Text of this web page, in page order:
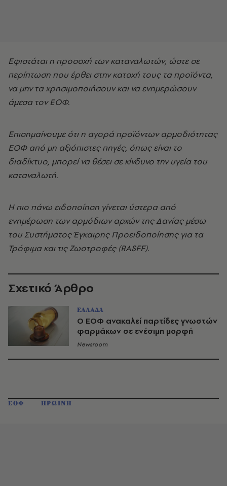
Εφιστάται η προσοχή των καταναλωτών, ώστε σε
περίπτωση που έρθει στην κατοχή τους τα προϊόντα,
να μην τα χρησιμοποιήσουν και να ενημερώσουν
άμεσα τον ΕΟΦ.
Επισημαίνουμε ότι η αγορά προϊόντων αρμοδιότητας
ΕΟΦ από μη αξιόπιστες πηγές, όπως είναι το
διαδίκτυο, μπορεί να θέσει σε κίνδυνο την υγεία του
καταναλωτή.
Η πιο πάνω ειδοποίηση γίνεται ύστερα από
ενημέρωση των αρμόδιων αρχών της Δανίας μέσω
του Συστήματος Έγκαιρης Προειδοποίησης για τα
Τρόφιμα και τις Ζωοτροφές (RASFF).
Σχετικό Άρθρο
ΕΛΛΑΔΑ
Ο ΕΟΦ ανακαλεί παρτίδες γνωστών
φαρμάκων σε ενέσιμη μορφή
Newsroom
ΕΟΦ ΗΡΩΙΝΗ